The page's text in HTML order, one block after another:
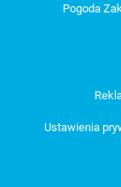
Pogoda
Ustawienia